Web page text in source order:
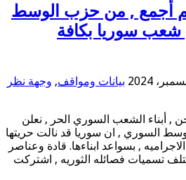
أجمع , من حزب الوسط
شعب سوريا بكافة
بيانات ومواقف, وجهة نظر
, أبناء الشعب السوري الحر , نعلن
السوري , ان سوريا قد نالت حريتها
, بسواعد ابناءها. قادة وعناصر
تسميات فصائله الثوريه , اشتركت